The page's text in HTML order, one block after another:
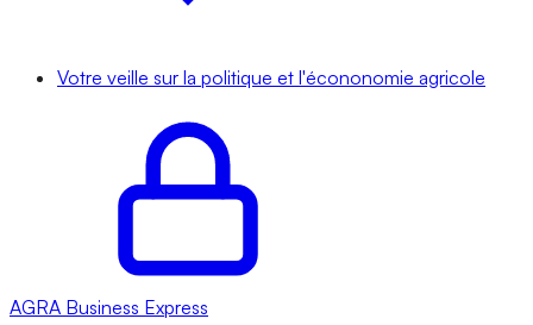
Votre veille sur la politique et l'écononomie agricole
AGRA Business Express